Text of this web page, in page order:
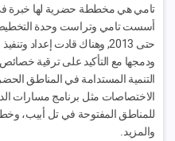
تامي هي مخططة حضرية لها خبرة
أسست تامي وتراست وحدة التخطيط
حتى 2013, وهناك قادت إعداد
ودمجها مع التأكيد على ترقية
التنمية المستدامة في المناطق
الاختصاصات مثل برنامج مسارات
للمناطق المفتوحة في تل أبيب،
والمزيد.